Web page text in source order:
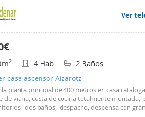
Ver
2 4 Hab 2 Baños
casa ascensor Aizarotz
planta principal de 400 metros en casa
de viana, costa de cocina totalmente
dos baños, despacho, despensa con